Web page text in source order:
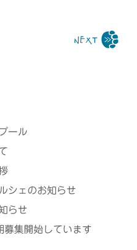
ール
シェのお知らせ
らせ
募集開始しています